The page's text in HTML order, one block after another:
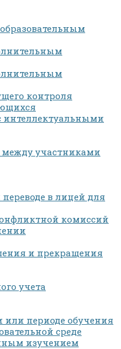
контроля
интеллектуальными
между участниками
в лицей для
комиссий
и прекращения
учета
периоде обучения
среде
изучением